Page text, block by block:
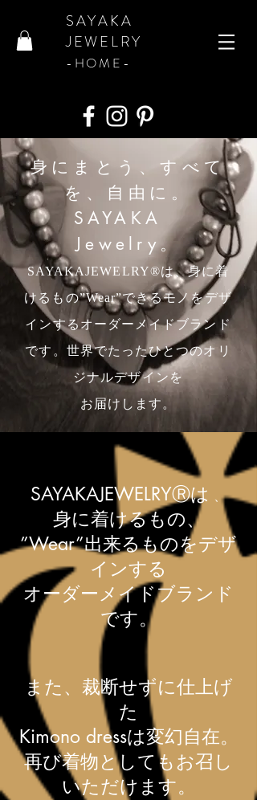
SAYAKA
JEWELRY
​-HOME-
​身にまとう、すべて
を、自由に。
SAYAKA
Jewelry。
SAYAKAJEWELRY®は、身に着
けるもの”Wear”できるモノをデザ
インするオーダーメイドブランド
です。世界でたったひとつのオリ
ジナルデザインを
お届けします。
SAYAKAJEWELRYⓇは 、
身に着けるもの、
”Wear”出来るものをデザ
インする
オーダーメイドブランド
です。
また、裁断せずに仕上げ
た
Kimono dressは変幻自在。
再び着物としてもお召し
いただけます。